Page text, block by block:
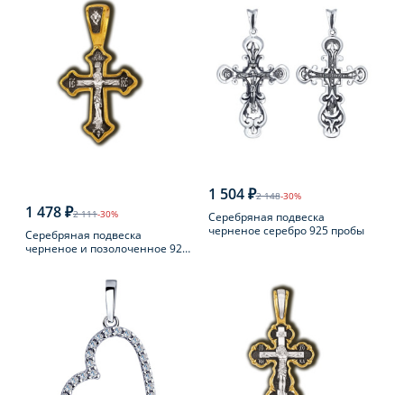
1 478 ₽2 111-30%
Серебряная подвеска
черненое и позолоченное 925
1 504 ₽2 148-30%
Серебряная подвеска
черненое серебро 925 пробы